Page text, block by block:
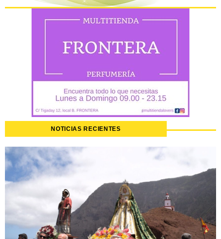
NOTICIAS RECIENTES